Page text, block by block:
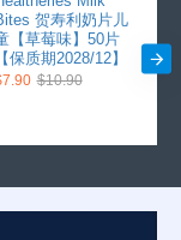
贺寿利奶片儿
【草莓味】50片
【保质期2028/12】
$10.90